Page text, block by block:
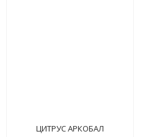
ЦИТРУС АРКОБАЛ